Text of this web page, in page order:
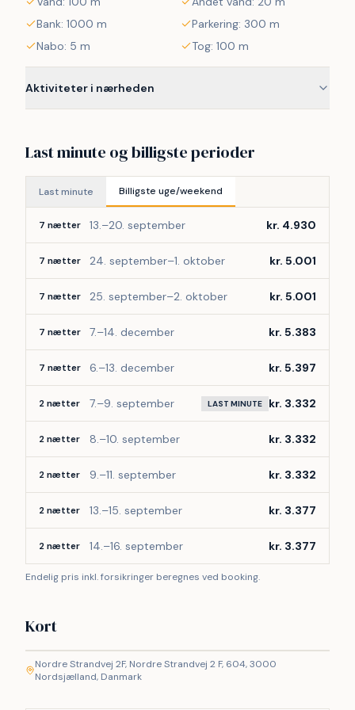
Bank: 1000 m
Parkering: 300 m
Nabo: 5 m
Tog: 100 m
Aktiviteter i nærheden
Last minute og billigste perioder
Last minute Billigste uge/weekend
7 nætter 13.–20. september kr. 4.930
7 nætter 24. september–1. oktober kr. 5.001
7 nætter 25. september–2. oktober kr. 5.001
7 nætter 7.–14. december kr. 5.383
7 nætter 6.–13. december kr. 5.397
2 nætter 7.–9. september LAST MINUTE kr. 3.332
2 nætter 8.–10. september kr. 3.332
2 nætter 9.–11. september kr. 3.332
2 nætter 13.–15. september kr. 3.377
2 nætter 14.–16. september kr. 3.377
Endelig pris inkl. forsikringer beregnes ved booking.
Kort
+
Nordre Strandvej 2F, Nordre Strandvej 2 F, 604, 3000
Nordsjælland, Danmark